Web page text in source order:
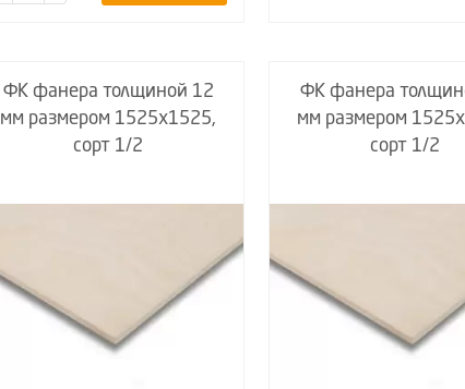
ФК фанера толщиной 12
мм размером 1525х1525,
сорт 1/2
ФК фанера
мм размером
сорт 1/2